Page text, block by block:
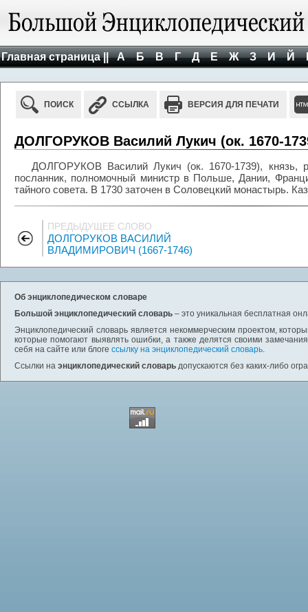
Главная страница || А Б В Г Д Е Ж З И Й
ПОИСК ССЫЛКА ВЕРСИЯ ДЛЯ ПЕЧАТИ
ДОЛГОРУКОВ Василий Лукич (ок. 1670-
ДОЛГОРУКОВ Василий Лукич (ок. 1670-1739), князь,
посланник, полномочный министр в Польше, Дании,
тайного совета. В 1730 заточен в Соловецкий монастырь.
ПРЕДЫДУЩЕЕ СЛОВО
ДОЛГОРУКОВ ВАСИЛИЙ
ВЛАДИМИРОВИЧ (1667-1746)
Об энциклопедическом словаре
Большой энциклопедический словарь – это уникальная бесплатная
Энциклопедический словарь является некоммерческим проектом,
которые помогают выявлять ошибки, а также делятся своими
себя на сайте или блоге ссылку на энциклопедический словарь.
Ссылки на энциклопедический словарь допускаются без каких-либо